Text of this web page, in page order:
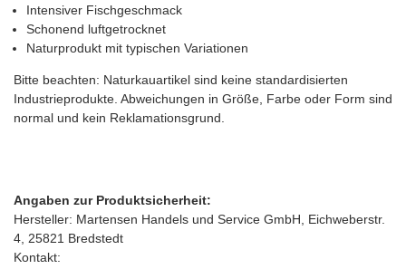
Intensiver Fischgeschmack
Schonend luftgetrocknet
Naturprodukt mit typischen Variationen
Bitte beachten: Naturkauartikel sind keine standardisierten
Industrieprodukte. Abweichungen in Größe, Farbe oder Form sind
normal und kein Reklamationsgrund.
Angaben zur Produktsicherheit:
Hersteller: Martensen Handels und Service GmbH, Eichweberstr.
4, 25821 Bredstedt
Kontakt: